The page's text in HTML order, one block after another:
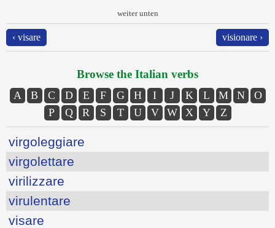
weiter unten
‹ visare visionare ›
Browse the Italian verbs
A B C D E F G H I J K L M N
O
P
Q R S T U V W X Y Z
virgoleggiare
virgolettare
virilizzare
virulentare
visare